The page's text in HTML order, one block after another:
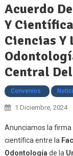
Acuerdo
Y
Ciencias Y
Central
Convenios
1 Diciembre, 2024
Anunciamos la firma
científica entre la
Odontología de la